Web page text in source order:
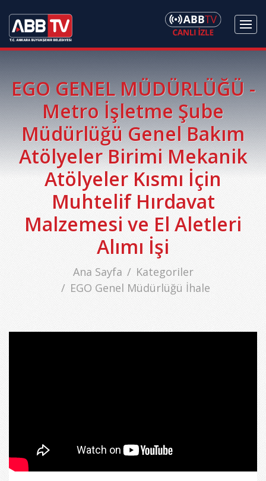
EGO GENEL MÜDÜRLÜĞÜ -
Metro İşletme Şube
Müdürlüğü Genel Bakım
Atölyeler Birimi Mekanik
Atölyeler Kısmı İçin
Muhtelif Hırdavat
Malzemesi ve El Aletleri
Alımı İşi
Ana Sayfa
Kategoriler
EGO Genel Müdürlüğü İhale